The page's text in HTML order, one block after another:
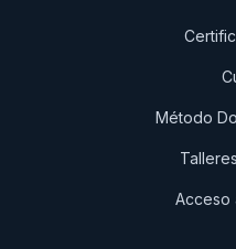
Método
Acceso